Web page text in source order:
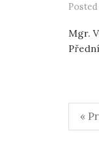
Posted
Mgr.
«